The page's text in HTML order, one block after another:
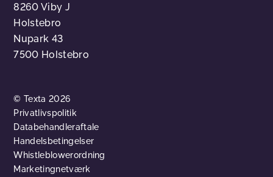
8260 Viby J
Holstebro
Nupark 43
7500 Holstebro
© Texta 2026
Privatlivspolitik
Databehandleraftale
Handelsbetingelser
Whistleblowerordning
Marketingnetværk